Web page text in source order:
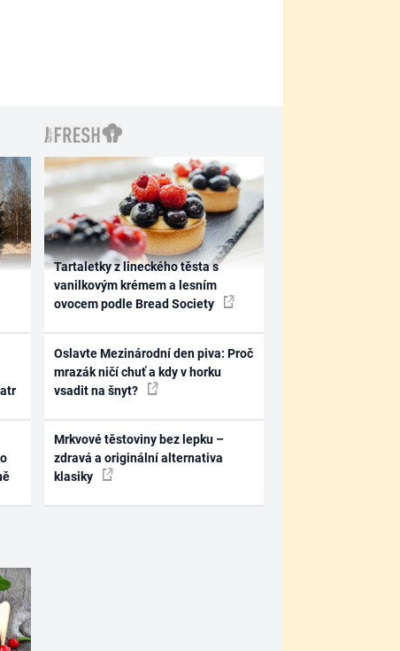
Tartaletky z lineckého těsta s
vanilkovým krémem a lesním
ovocem podle Bread Society
Oslavte Mezinárodní den piva: Proč
mrazák ničí chuť a kdy v horku
vsadit na šnyt?
Mrkvové těstoviny bez lepku –
zdravá a originální alternativa
klasiky